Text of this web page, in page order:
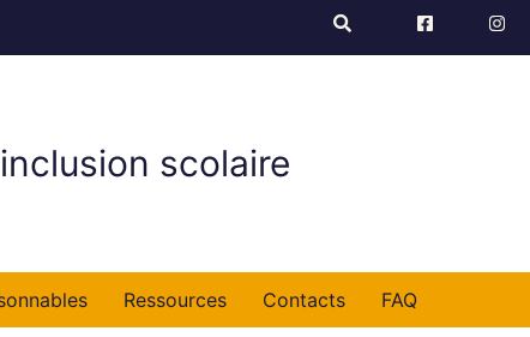
scolaire
Ressources Contacts FAQ